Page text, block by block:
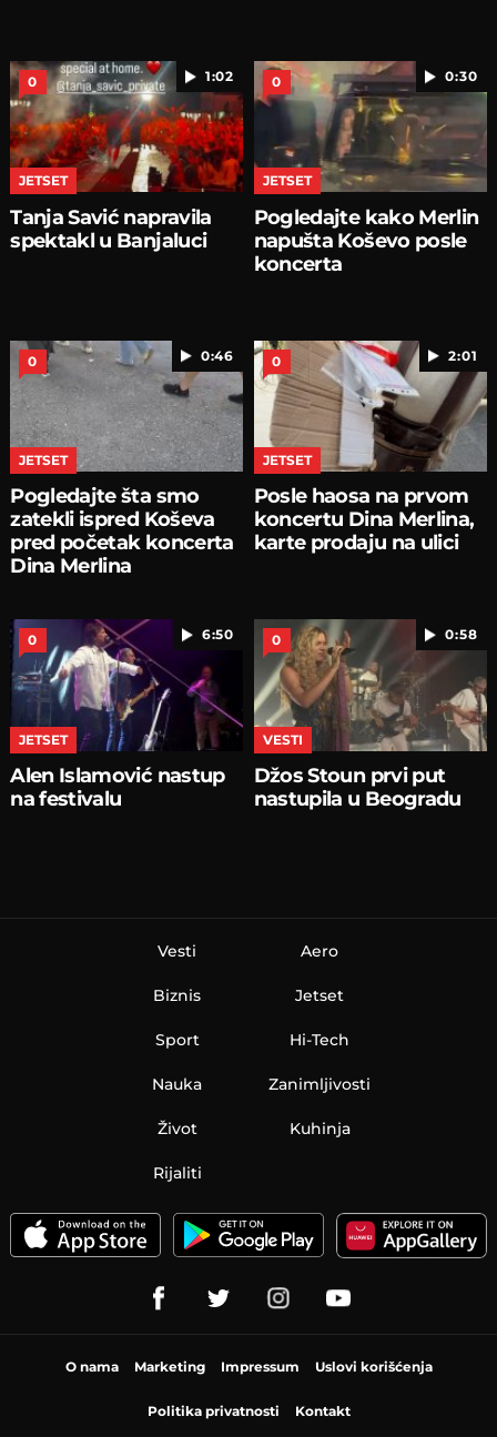
1:02
0
JETSET
Tanja Savić napravila
spektakl u Banjaluci
0:30
0
JETSET
Pogledajte kako Merlin
napušta Koševo posle
koncerta
0:46
0
JETSET
Pogledajte šta smo
zatekli ispred Koševa
pred početak koncerta
Dina Merlina
2:01
0
JETSET
Posle haosa na prvom
koncertu Dina Merlina,
karte prodaju na ulici
6:50
0
JETSET
Alen Islamović nastup
na festivalu
0:58
0
VESTI
Džos Stoun prvi put
nastupila u Beogradu
Vesti
Biznis
Sport
Nauka
Aero
Jetset
Hi-Tech
Zanimljivosti
Život Kuhinja
Rijaliti
O nama Marketing Impressum Uslovi korišćenja
Politika privatnosti Kontakt